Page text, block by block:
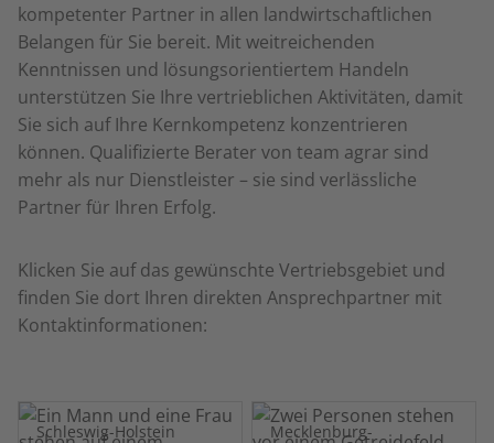
kompetenter Partner in allen landwirtschaftlichen
Belangen für Sie bereit. Mit weitreichenden
Kenntnissen und lösungsorientiertem Handeln
unterstützen Sie Ihre vertrieblichen Aktivitäten, damit
Sie sich auf Ihre Kernkompetenz konzentrieren
können. Qualifizierte Berater von team agrar sind
mehr als nur Dienstleister – sie sind verlässliche
Partner für Ihren Erfolg.
Klicken Sie auf das gewünschte Vertriebsgebiet und
finden Sie dort Ihren direkten Ansprechpartner mit
Kontaktinformationen:
Schleswig-Holstein
Mecklenburg-